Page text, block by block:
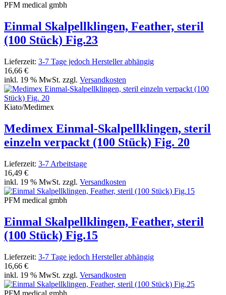
PFM medical gmbh
Einmal Skalpellklingen, Feather, steril
(100 Stück) Fig.23
Lieferzeit: 3-7 Tage jedoch Hersteller abhängig
16,66 €
inkl. 19 % MwSt. zzgl. Versandkosten
Kiato/Medimex
Medimex Einmal-Skalpellklingen, steril
einzeln verpackt (100 Stück) Fig. 20
Lieferzeit: 3-7 Arbeitstage
16,49 €
inkl. 19 % MwSt. zzgl. Versandkosten
PFM medical gmbh
Einmal Skalpellklingen, Feather, steril
(100 Stück) Fig.15
Lieferzeit: 3-7 Tage jedoch Hersteller abhängig
16,66 €
inkl. 19 % MwSt. zzgl. Versandkosten
PFM medical gmbh